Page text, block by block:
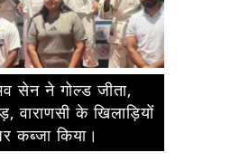
सेन ने गोल्ड जीता,
वाराणसी के खिलाड़ियों
कब्जा किया।